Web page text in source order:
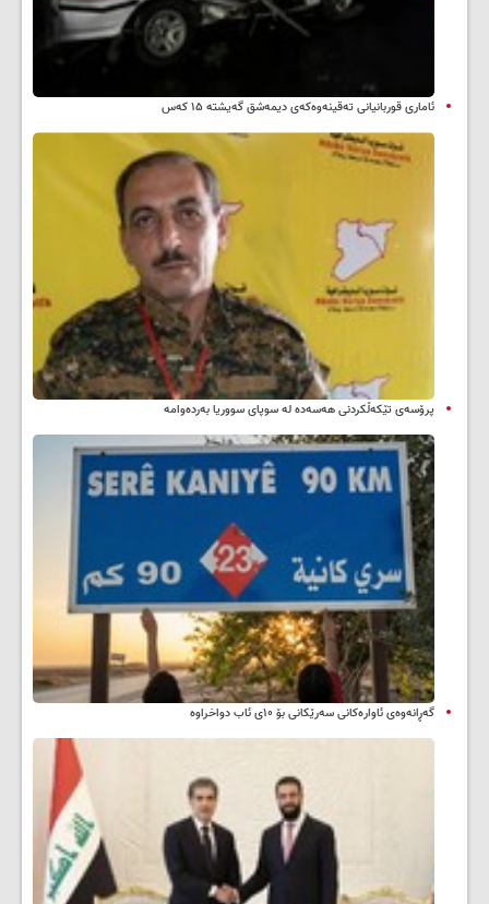
ئاماری قوربانیانی تەقینەوەکەی دیمەشق گەیشتە ۱۵ کەس
پرۆسەی تێکەڵکردنی هەسەدە لە سوپای سووریا بەردەوامە
گەڕانەوەی ئاوارەکانی سەرێکانی بۆ ۱۰ی ئاب دواخراوە